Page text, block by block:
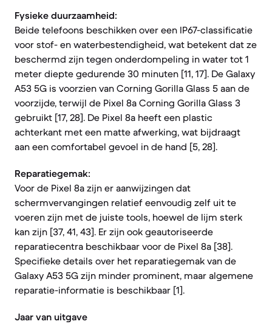
Fysieke duurzaamheid:
Beide telefoons beschikken over een IP67-classificatie
voor stof- en waterbestendigheid, wat betekent dat ze
beschermd zijn tegen onderdompeling in water tot 1
meter diepte gedurende 30 minuten [11, 17]. De Galaxy
A53 5G is voorzien van Corning Gorilla Glass 5 aan de
voorzijde, terwijl de Pixel 8a Corning Gorilla Glass 3
gebruikt [17, 28]. De Pixel 8a heeft een plastic
achterkant met een matte afwerking, wat bijdraagt
aan een comfortabel gevoel in de hand [5, 28].
Reparatiegemak:
Voor de Pixel 8a zijn er aanwijzingen dat
schermvervangingen relatief eenvoudig zelf uit te
voeren zijn met de juiste tools, hoewel de lijm sterk
kan zijn [37, 41, 43]. Er zijn ook geautoriseerde
reparatiecentra beschikbaar voor de Pixel 8a [38].
Specifieke details over het reparatiegemak van de
Galaxy A53 5G zijn minder prominent, maar algemene
reparatie-informatie is beschikbaar [1].
Jaar van uitgave